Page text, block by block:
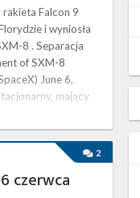
Falcon 9
i wyniosła
8 . Separacja
of SXM-8
June 6,
mający
2
czerwca